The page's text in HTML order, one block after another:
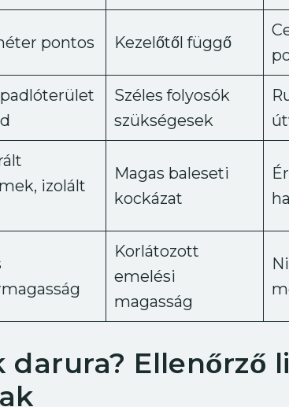
pontos Kezelőtől függő
padlóterület
Széles folyosók
szükségesek
izolált
Magas baleseti
kockázat
Korlátozott
emelési
magasság
Ellenőrző